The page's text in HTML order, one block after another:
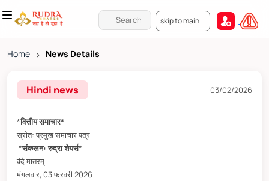
skip to main
Home > News Details
Hindi news 03/02/2026
*वित्तीय समाचार*
स्रोत: प्रमुख समाचार पत्र
*संकलन: रुद्रा शेयर्स*
वंदे मातरम्
मंगलवार, 03 फरवरी 2026